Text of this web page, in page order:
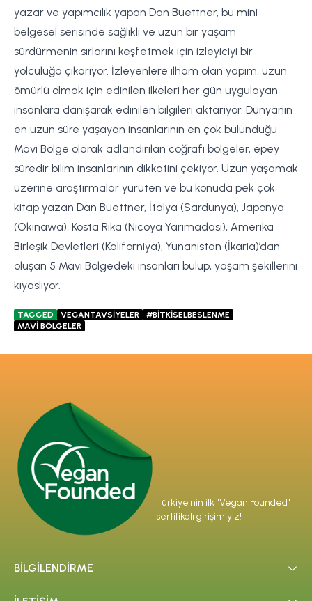
yazar ve yapımcılık yapan Dan Buettner, bu mini
belgesel serisinde sağlıklı ve uzun bir yaşam
sürdürmenin sırlarını keşfetmek için izleyiciyi bir
yolculuğa çıkarıyor. İzleyenlere ilham olan yapım, uzun
ömürlü olmak için edinilen ilkeleri her gün uygulayan
insanlara danışarak edinilen bilgileri aktarıyor. Dünyanın
en uzun süre yaşayan insanlarının en çok bulunduğu
Mavi Bölge olarak adlandırılan coğrafi bölgeler, epey
süredir bilim insanlarının dikkatini çekiyor. Uzun yaşamak
üzerine araştırmalar yürüten ve bu konuda pek çok
kitap yazan Dan Buettner, İtalya (Sardunya), Japonya
(Okinawa), Kosta Rika (Nicoya Yarımadası), Amerika
Birleşik Devletleri (Kaliforniya), Yunanistan (İkaria)’dan
oluşan 5 Mavi Bölgedeki insanları bulup, yaşam şekillerini
kıyaslıyor.
TAGGED VEGANTAVSİYELER
#BİTKİSELBESLENME
MAVİ BÖLGELER
Türkiye'nin ilk "Vegan Founded"
sertifikalı girişimiyiz!
BİLGİLENDİRME